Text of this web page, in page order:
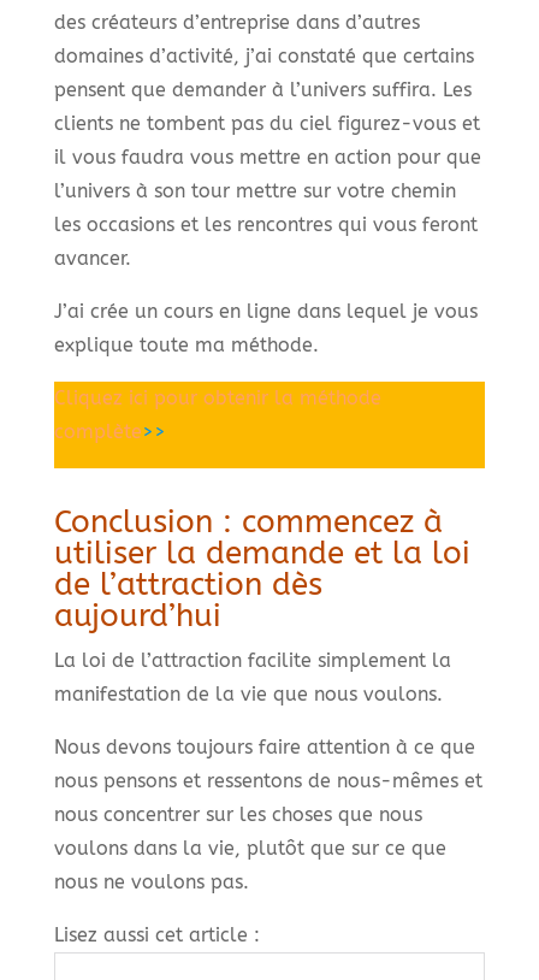
des créateurs d’entreprise dans d’autres
domaines d’activité, j’ai constaté que certains
pensent que demander à l’univers suffira. Les
clients ne tombent pas du ciel figurez-vous et
il vous faudra vous mettre en action pour que
l’univers à son tour mettre sur votre chemin
les occasions et les rencontres qui vous feront
avancer.
J’ai crée un cours en ligne dans lequel je vous
explique toute ma méthode.
Cliquez ici pour obtenir la méthode
complète>>
Conclusion : commencez à
utiliser la demande et la loi
de l’attraction dès
aujourd’hui
La loi de l’attraction facilite simplement la
manifestation de la vie que nous voulons.
Nous devons toujours faire attention à ce que
nous pensons et ressentons de nous-mêmes et
nous concentrer sur les choses que nous
voulons dans la vie, plutôt que sur ce que
nous ne voulons pas.
Lisez aussi cet article :